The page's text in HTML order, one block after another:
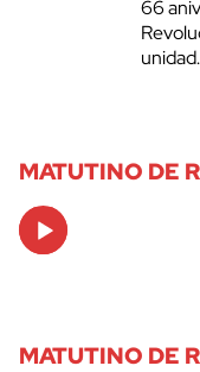
66
unidad.
MATUTINO DE
Audio
Player
MATUTINO DE